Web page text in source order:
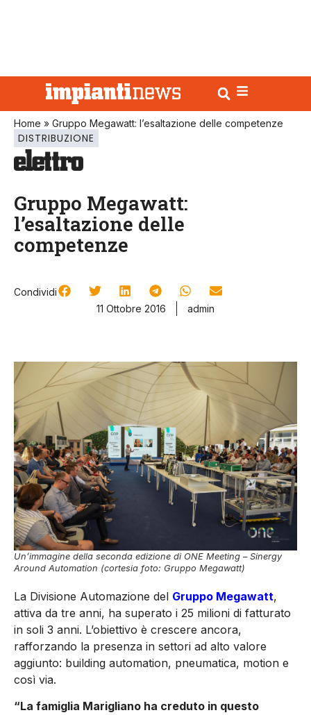
Home » Gruppo Megawatt: l’esaltazione delle competenze
DISTRIBUZIONE
Gruppo Megawatt:
l’esaltazione delle
competenze
Condividi
11 Ottobre 2016
admin
Un’immagine della seconda edizione di ONE Meeting – Sinergy
Around Automation (cortesia foto: Gruppo Megawatt)
La Divisione Automazione del Gruppo Megawatt,
attiva da tre anni, ha superato i 25 milioni di fatturato
in soli 3 anni. L’obiettivo è crescere ancora,
rafforzando la presenza in settori ad alto valore
aggiunto: building automation, pneumatica, motion e
così via.
“La famiglia Marigliano ha creduto in questo